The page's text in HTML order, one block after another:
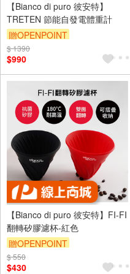
【Bianco di puro 彼安特】
TRETEN 節能自發電體重計
贈OPENPOINT
$ 1390
$990
【Bianco di puro 彼安特】FI-FI
翻轉矽膠濾杯-紅色
贈OPENPOINT
$ 550
$430